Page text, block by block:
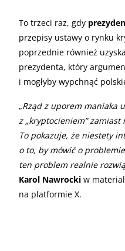
To trzeci raz, gdy
przepisy ustawy o rynku
poprzednie również
prezydenta, który
i mogłyby wypchnąć
„Rząd z uporem maniaka
z „kryptocieniem”
To pokazuje, że niestety
o to, by mówić o
ten problem realnie
Karol Nawrocki w
na platformie X.